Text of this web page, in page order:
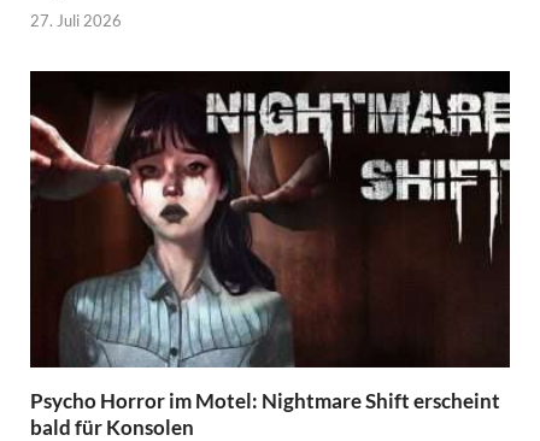
27. Juli 2026
Psycho Horror im Motel: Nightmare Shift erscheint
bald für Konsolen